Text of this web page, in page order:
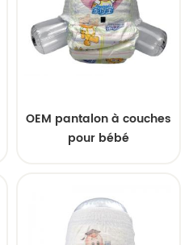
OEM pantalon à couches
pour bébé